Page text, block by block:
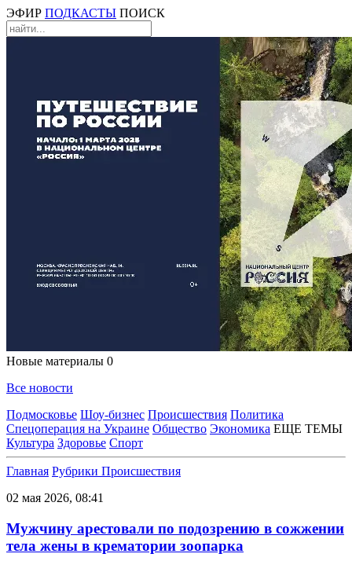
ЭФИР ПОДКАСТЫ ПОИСК
Новые материалы 0
Все новости
Подмосковье Шоу-бизнес Происшествия Политика
Спецоперация на Украине Общество Экономика ЕЩЕ ТЕМЫ
Культура Здоровье Спорт
Главная Рубрики Происшествия
02 мая 2026, 08:41
Мужчину арестовали по подозрению в сожжении
тела жены в крематории зоопарка